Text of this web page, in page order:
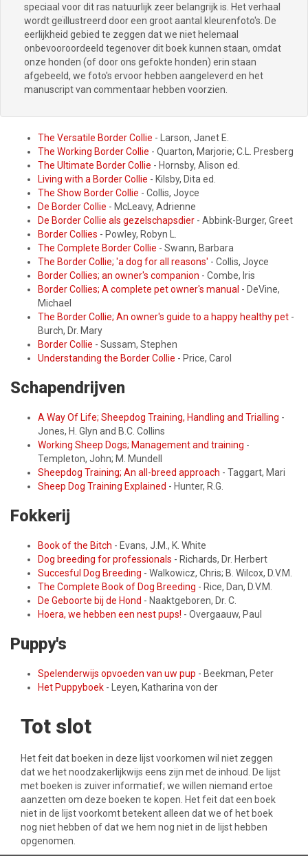
speciaal voor dit ras natuurlijk zeer belangrijk is. Het verhaal
wordt geïllustreerd door een groot aantal kleurenfoto's. De
eerlijkheid gebied te zeggen dat we niet helemaal
onbevooroordeeld tegenover dit boek kunnen staan, omdat
onze honden (of door ons gefokte honden) erin staan
afgebeeld, we foto's ervoor hebben aangeleverd en het
manuscript van commentaar hebben voorzien.
The Versatile Border Collie - Larson, Janet E.
The Working Border Collie - Quarton, Marjorie; C.L. Presberg
The Ultimate Border Collie - Hornsby, Alison ed.
Living with a Border Collie - Kilsby, Dita ed.
The Show Border Collie - Collis, Joyce
De Border Collie - McLeavy, Adrienne
De Border Collie als gezelschapsdier - Abbink-Burger, Greet
Border Collies - Powley, Robyn L.
The Complete Border Collie - Swann, Barbara
The Border Collie; 'a dog for all reasons' - Collis, Joyce
Border Collies; an owner's companion - Combe, Iris
Border Collies; A complete pet owner's manual - DeVine,
Michael
The Border Collie; An owner's guide to a happy healthy pet -
Burch, Dr. Mary
Border Collie - Sussam, Stephen
Understanding the Border Collie - Price, Carol
Schapendrijven
A Way Of Life; Sheepdog Training, Handling and Trialling -
Jones, H. Glyn and B.C. Collins
Working Sheep Dogs; Management and training -
Templeton, John; M. Mundell
Sheepdog Training; An all-breed approach - Taggart, Mari
Sheep Dog Training Explained - Hunter, R.G.
Fokkerij
Book of the Bitch - Evans, J.M., K. White
Dog breeding for professionals - Richards, Dr. Herbert
Succesful Dog Breeding - Walkowicz, Chris; B. Wilcox, D.V.M.
The Complete Book of Dog Breeding - Rice, Dan, D.V.M.
De Geboorte bij de Hond - Naaktgeboren, Dr. C.
Hoera, we hebben een nest pups! - Overgaauw, Paul
Puppy's
Spelenderwijs opvoeden van uw pup - Beekman, Peter
Het Puppyboek - Leyen, Katharina von der
Tot slot
Het feit dat boeken in deze lijst voorkomen wil niet zeggen
dat we het noodzakerlijkwijs eens zijn met de inhoud. De lijst
met boeken is zuiver informatief; we willen niemand ertoe
aanzetten om deze boeken te kopen. Het feit dat een boek
niet in de lijst voorkomt betekent alleen dat we of het boek
nog niet hebben of dat we hem nog niet in de lijst hebben
opgenomen.